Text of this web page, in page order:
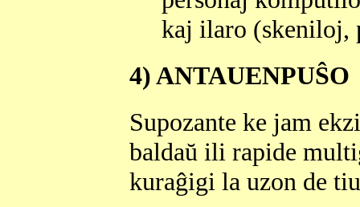
kaj ilaro
4) ANTAUENPUŜO
Supozante ke jam
baldaŭ ili rapide
kuraĝigi la uzon de